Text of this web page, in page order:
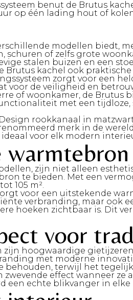
benut de Brutus
op één lading hout of
modellen biedt,
schuren of zelfs grote
stalen buizen en een
kachel ook
zorgt voor een
voor de veiligheid en
of woonkamer, de
met een
rookkanaal in
merk in de
voor elk modern
zijn niet alleen
te bieden. Met een
105 m².
voor een uitstekende
verbranding, maar ook
hoeken zichtbaar is. Dit
voor
hoogwaardige
met moderne
behouden, terwijl het
effect wanneer
een echte blikvanger in elke